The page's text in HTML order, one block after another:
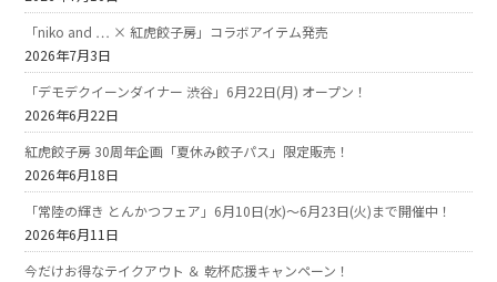
「niko and … × 紅虎餃子房」コラボアイテム発売
2026年7月3日
「デモデクイーンダイナー 渋谷」6月22日(月) オープン！
2026年6月22日
紅虎餃子房 30周年企画「夏休み餃子パス」限定販売！
2026年6月18日
「常陸の輝き とんかつフェア」6月10日(水)～6月23日(火)まで開催中！
2026年6月11日
今だけお得なテイクアウト ＆ 乾杯応援キャンペーン！